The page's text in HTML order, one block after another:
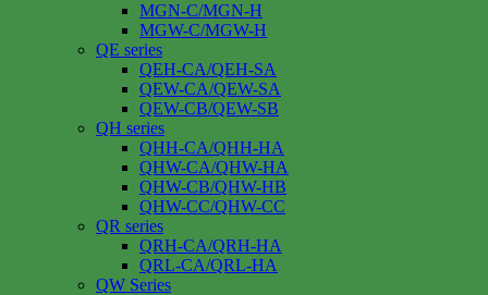
MGN-C/MGN-H
MGW-C/MGW-H
QE series
QEH-CA/QEH-SA
QEW-CA/QEW-SA
QEW-CB/QEW-SB
QH series
QHH-CA/QHH-HA
QHW-CA/QHW-HA
QHW-CB/QHW-HB
QHW-CC/QHW-CC
QR series
QRH-CA/QRH-HA
QRL-CA/QRL-HA
QW Series